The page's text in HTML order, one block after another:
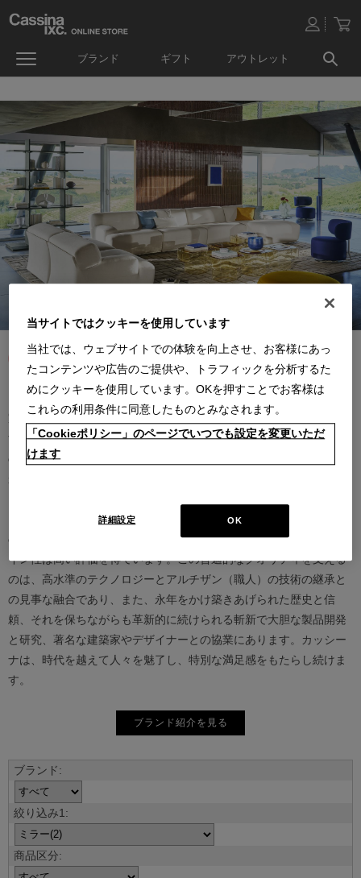
ブランド ギフト アウトレット
カッシーナは創業以来、インテリアの未来をデザインし続けてきた
家具業界では数少ないリーディングブランドとして知られていま
す。17世紀、イタリアで誕生したカッシーナは、教会の木製チェア
の製造に始まり、その後豪華客船の内装などを手掛け、技術力を確
モダンファーニチャーの分野へと転身、その後多くの製品が世界中
の最も重要な美術館にコレクションされるなど、その完成度とデザ
イン性は高い評価を得ています。この普遍的なクオリティを支える
のは、高水準のテクノロジーとアルチザン（職人）の技術の継承と
の見事な融合であり、また、永年をかけ築きあげられた歴史と信
頼、それを保ちながらも革新的に続けられる斬新で大胆な製品開発
と研究、著名な建築家やデザイナーとの協業にあります。カッシー
ナは、時代を越えて人々を魅了し、特別な満足感をもたらし続けま
す。
ブランド紹介を見る
当サイトではクッキーを使用しています
当社では、ウェブサイトでの体験を向上させ、お客様にあっ
たコンテンツや広告のご提供や、トラフィックを分析するた
めにクッキーを使用しています。OKを押すことでお客様は
これらの利用条件に同意したものとみなされます。
「Cookieポリシー」のページでいつでも設定を変更いただ
けます
OK
詳細設定